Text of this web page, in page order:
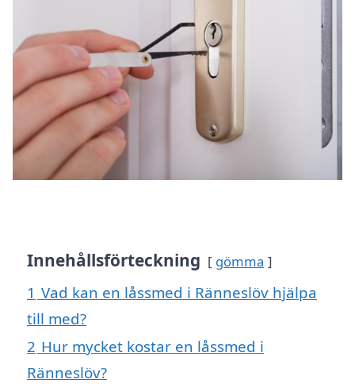
Innehållsförteckning gömma
1 Vad kan en låssmed i Ränneslöv hjälpa
till med?
2 Hur mycket kostar en låssmed i
Ränneslöv?